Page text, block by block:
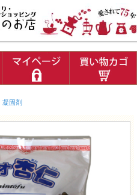
凝固剤